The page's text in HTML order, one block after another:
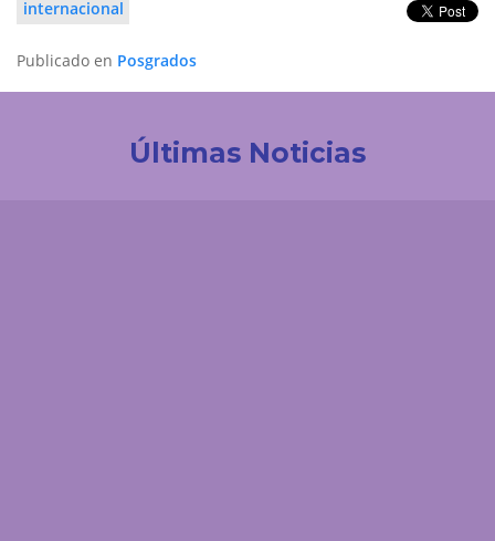
internacional
Publicado en Posgrados
Últimas Noticias